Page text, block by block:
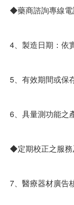
◆藥商諮詢專線
4、製造日期：依
5、有效期間或保
6、具量測功能之
◆定期校正之服
7、醫療器材廣告